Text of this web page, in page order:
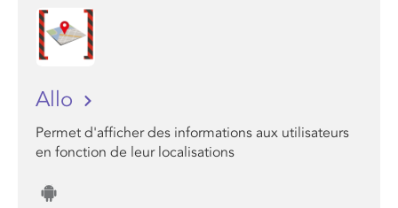
Allo
Permet d'afficher des informations aux utilisateurs
en fonction de leur localisations